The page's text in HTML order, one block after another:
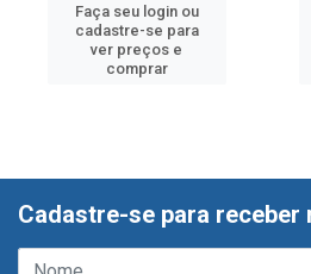
Faça seu login ou
cadastre-se para
ver preços e
comprar
Cadastre-se para